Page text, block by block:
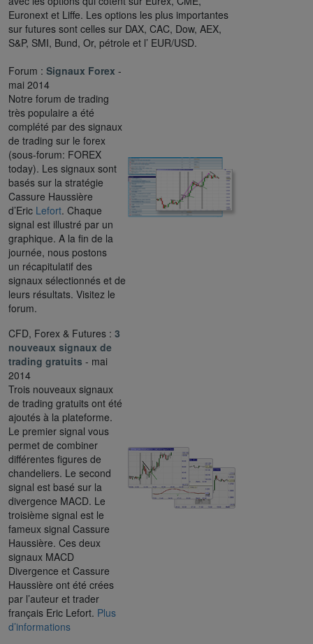
Euronext et Liffe. Les options les plus importantes
sur futures sont celles sur DAX, CAC, Dow, AEX,
S&P, SMI, Bund, Or, pétrole et l’ EUR/USD.
Forum : Signaux Forex -
mai 2014
Notre forum de trading
très populaire a été
complété par des signaux
de trading sur le forex
(sous-forum: FOREX
today). Les signaux sont
basés sur la stratégie
Cassure Haussière
d’Eric Lefort. Chaque
signal est illustré par un
graphique. A la fin de la
journée, nous postons
un récapitulatif des
signaux sélectionnés et de
leurs résultats. Visitez le
forum.
CFD, Forex & Futures : 3
nouveaux signaux de
trading gratuits - mai
2014
Trois nouveaux signaux
de trading gratuits ont été
ajoutés à la plateforme.
Le premier signal vous
permet de combiner
différentes figures de
chandeliers. Le second
signal est basé sur la
divergence MACD. Le
troisième signal est le
fameux signal Cassure
Haussière. Ces deux
signaux MACD
Divergence et Cassure
Haussière ont été crées
par l’auteur et trader
français Eric Lefort. Plus
d’informations